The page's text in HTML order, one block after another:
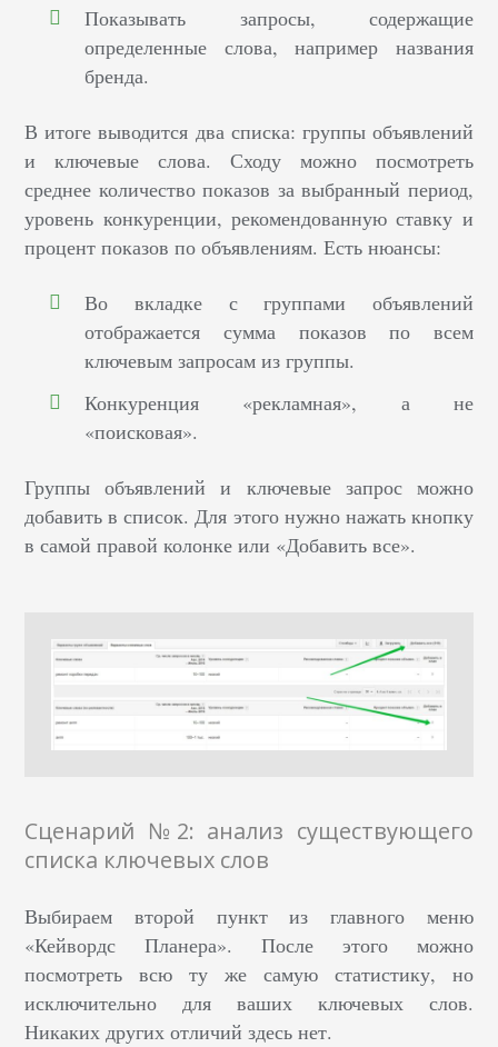
Показывать запросы, содержащие
определенные слова, например названия
бренда.
В итоге выводится два списка: группы объявлений
и ключевые слова. Сходу можно посмотреть
среднее количество показов за выбранный период,
уровень конкуренции, рекомендованную ставку и
процент показов по объявлениям. Есть нюансы:
Во вкладке с группами объявлений
отображается сумма показов по всем
ключевым запросам из группы.
Конкуренция «рекламная», а не
«поисковая».
Группы объявлений и ключевые запрос можно
добавить в список. Для этого нужно нажать кнопку
в самой правой колонке или «Добавить все».
Сценарий №2: анализ существующего
списка ключевых слов
Выбираем второй пункт из главного меню
«Кейвордс Планера». После этого можно
посмотреть всю ту же самую статистику, но
исключительно для ваших ключевых слов.
Никаких других отличий здесь нет.